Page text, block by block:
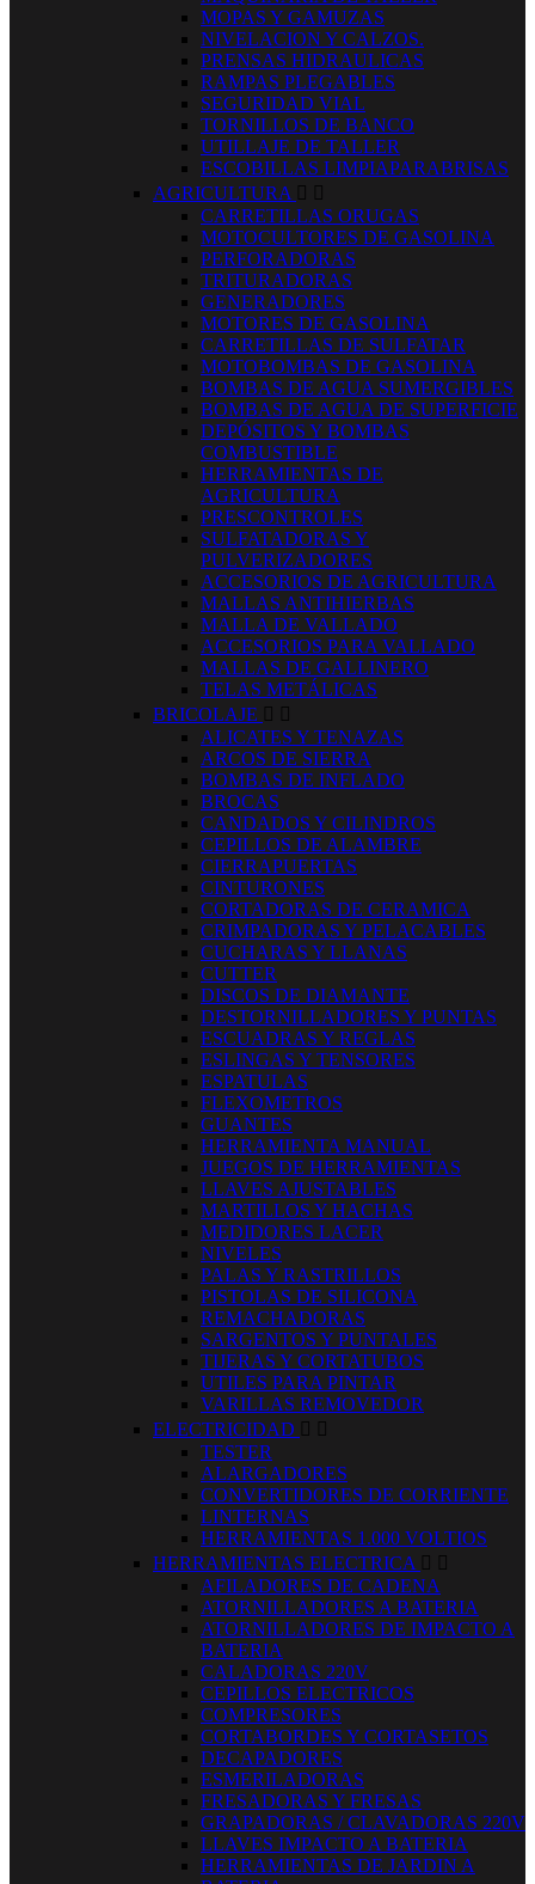
MOPAS Y GAMUZAS
NIVELACION Y CALZOS.
PRENSAS HIDRAULICAS
RAMPAS PLEGABLES
SEGURIDAD VIAL
TORNILLOS DE BANCO
UTILLAJE DE TALLER
ESCOBILLAS LIMPIAPARABRISAS
AGRICULTURA  
CARRETILLAS ORUGAS
MOTOCULTORES DE GASOLINA
PERFORADORAS
TRITURADORAS
GENERADORES
MOTORES DE GASOLINA
CARRETILLAS DE SULFATAR
MOTOBOMBAS DE GASOLINA
BOMBAS DE AGUA SUMERGIBLES
BOMBAS DE AGUA DE SUPERFICIE
DEPÓSITOS Y BOMBAS
COMBUSTIBLE
HERRAMIENTAS DE
AGRICULTURA
PRESCONTROLES
SULFATADORAS Y
PULVERIZADORES
ACCESORIOS DE AGRICULTURA
MALLAS ANTIHIERBAS
MALLA DE VALLADO
ACCESORIOS PARA VALLADO
MALLAS DE GALLINERO
TELAS METÁLICAS
BRICOLAJE  
ALICATES Y TENAZAS
ARCOS DE SIERRA
BOMBAS DE INFLADO
BROCAS
CANDADOS Y CILINDROS
CEPILLOS DE ALAMBRE
CIERRAPUERTAS
CINTURONES
CORTADORAS DE CERAMICA
CRIMPADORAS Y PELACABLES
CUCHARAS Y LLANAS
CUTTER
DISCOS DE DIAMANTE
DESTORNILLADORES Y PUNTAS
ESCUADRAS Y REGLAS
ESLINGAS Y TENSORES
ESPATULAS
FLEXOMETROS
GUANTES
HERRAMIENTA MANUAL
JUEGOS DE HERRAMIENTAS
LLAVES AJUSTABLES
MARTILLOS Y HACHAS
MEDIDORES LACER
NIVELES
PALAS Y RASTRILLOS
PISTOLAS DE SILICONA
REMACHADORAS
SARGENTOS Y PUNTALES
TIJERAS Y CORTATUBOS
UTILES PARA PINTAR
VARILLAS REMOVEDOR
ELECTRICIDAD  
TESTER
ALARGADORES
CONVERTIDORES DE CORRIENTE
LINTERNAS
HERRAMIENTAS 1.000 VOLTIOS
HERRAMIENTAS ELECTRICA  
AFILADORES DE CADENA
ATORNILLADORES A BATERIA
ATORNILLADORES DE IMPACTO A
BATERIA
CALADORAS 220V
CEPILLOS ELECTRICOS
COMPRESORES
CORTABORDES Y CORTASETOS
DECAPADORES
ESMERILADORAS
FRESADORAS Y FRESAS
GRAPADORAS / CLAVADORAS 220V
LLAVES IMPACTO A BATERIA
HERRAMIENTAS DE JARDIN A